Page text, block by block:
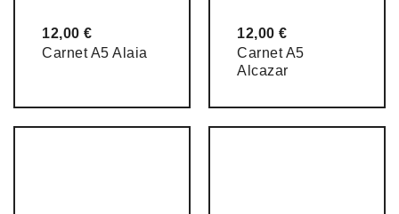
12,00 €
Carnet A5 Alaia
12,00 €
Carnet A5
Alcazar